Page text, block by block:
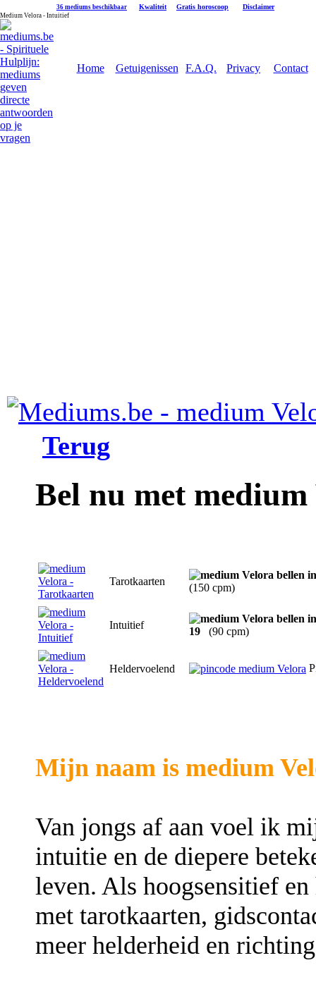
36 mediums beschikbaar Kwaliteit Gratis horoscoop Disclaimer
Medium Velora - Intuitief
Home Getuigenissen F.A.Q. Privacy Contact
Terug
Bel nu met medium
Tarotkaarten
(150 cpm)
Intuitief
19 (90 cpm)
Heldervoelend
Mijn naam is medium
Van jongs af aan voel ik
intuitie en de diepere
leven. Als hoogsensitief
met tarotkaarten,
meer helderheid en